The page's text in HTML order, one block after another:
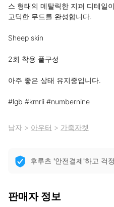
스 형태의 메탈릭한 지퍼 디테일
고딕한 무드를 완성합니다.
Sheep skin
2회 착용 풀구성
아주 좋은 상태 유지중입니다.
#lgb #kmrii #numbernine
남자 > 아우터 > 가죽자켓
후루츠 '안전결제'하고 걱
판매자 정보